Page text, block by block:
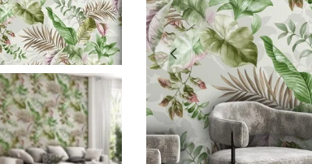
0 medyasını modda açın